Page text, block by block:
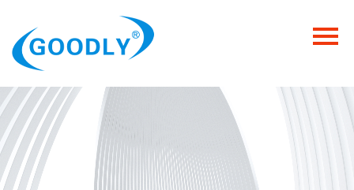
Продукция
ОТРАСЛИ
Категория
Новости